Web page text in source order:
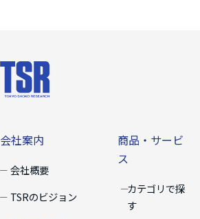
会社案内
会社概要
TSRのビジョン
商品・サービ
ス
カテゴリで探
す